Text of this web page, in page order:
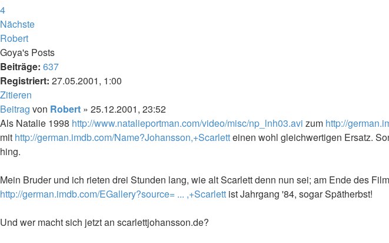
4
Nächste
Robert
Goya's Posts
Beiträge: 637
Registriert: 27.05.2001, 1:00
Zitieren
Beitrag von Robert » 25.12.2001, 23:52
Als Natalie 1998 http://www.natalieportman.com/video/misc/np_lnh03.avi zum http://
mit http://german.imdb.com/Name?Johansson,+Scarletteinen wohl gleichwertigen Ersatz.
hing.
Mein Bruder und ich rieten drei Stunden lang, wie alt Scarlett denn nun sei; am Ende des
http://german.imdb.com/EGallery?source= ... ,+Scarlett ist Jahrgang '84, sogar Spätherbst!
Und wer macht sich jetzt an scarlettjohansson.de?